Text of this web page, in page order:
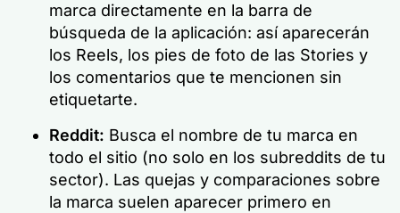
marca directamente en la barra de
búsqueda de la aplicación: así aparecerán
los Reels, los pies de foto de las Stories y
los comentarios que te mencionen sin
etiquetarte.
Reddit: Busca el nombre de tu marca en
todo el sitio (no solo en los subreddits de tu
sector). Las quejas y comparaciones sobre
la marca suelen aparecer primero en